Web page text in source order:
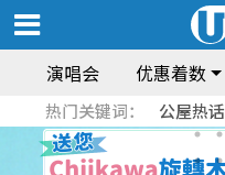
演唱会 优惠着数
热门关键词： 公屋热话